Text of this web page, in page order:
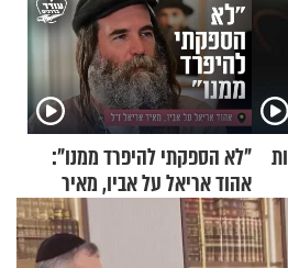
"לא הספקתי להיפרד ממנו":
אהוד אריאל על אביו, מאיר
אריאל ז"ל